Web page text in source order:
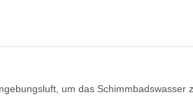
um das